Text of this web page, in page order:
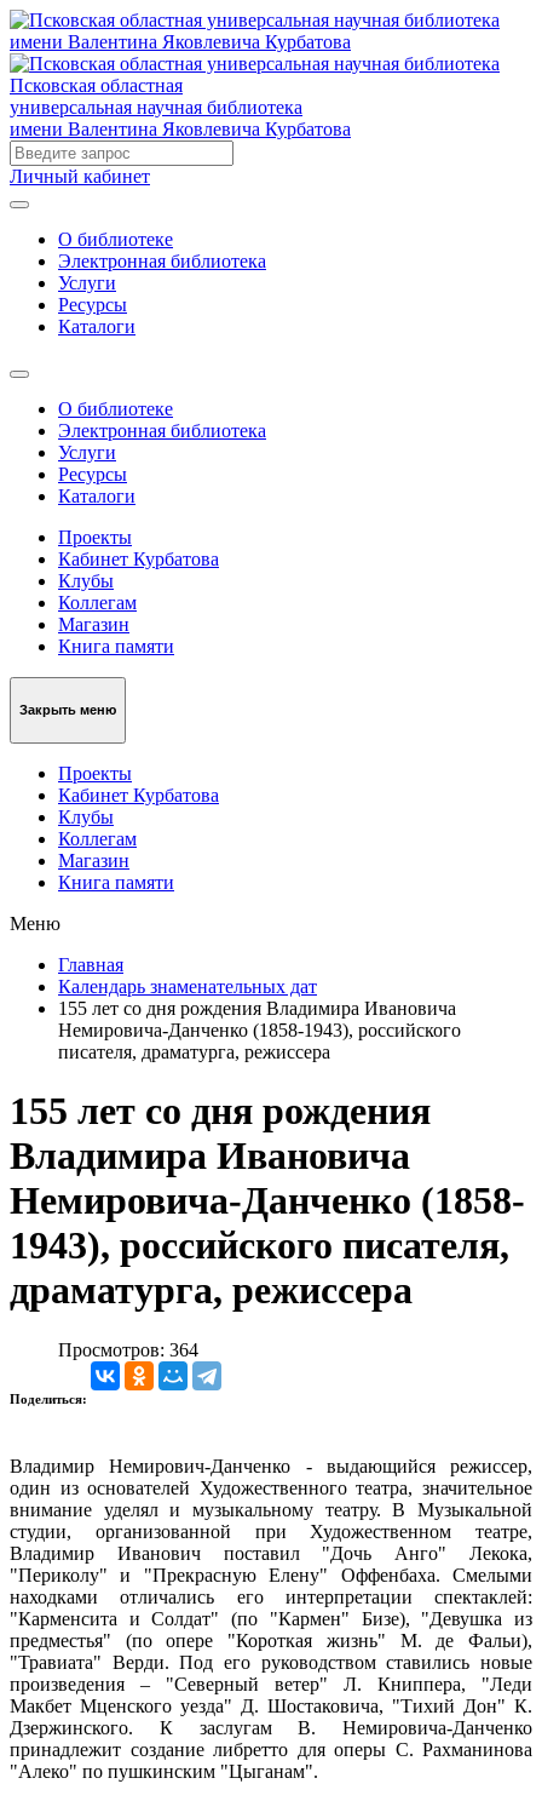
Псковская областная
универсальная научная библиотека
имени Валентина Яковлевича Курбатова
Личный кабинет
О библиотеке
Электронная библиотека
Услуги
Ресурсы
Каталоги
О библиотеке
Электронная библиотека
Услуги
Ресурсы
Каталоги
Проекты
Кабинет Курбатова
Клубы
Коллегам
Магазин
Книга памяти
Закрыть меню
Проекты
Кабинет Курбатова
Клубы
Коллегам
Магазин
Книга памяти
Меню
Главная
Календарь знаменательных дат
155 лет со дня рождения Владимира Ивановича
Немировича-Данченко (1858-1943), российского
писателя, драматурга, режиссера
155 лет со дня рождения
Владимира Ивановича
Немировича-Данченко (1858-
1943), российского писателя,
драматурга, режиссера
Просмотров: 364
Поделиться:
Владимир Немирович-Данченко - выдающийся режиссер,
один из основателей Художественного театра, значительное
внимание уделял и музыкальному театру. В Музыкальной
студии, организованной при Художественном театре,
Владимир Иванович поставил "Дочь Анго" Лекока,
"Периколу" и "Прекрасную Елену" Оффенбаха. Смелыми
находками отличались его интерпретации спектаклей:
"Карменсита и Солдат" (по "Кармен" Бизе), "Девушка из
предместья" (по опере "Короткая жизнь" М. де Фальи),
"Травиата" Верди. Под его руководством ставились новые
произведения – "Северный ветер" Л. Книппера, "Леди
Макбет Мценского уезда" Д. Шостаковича, "Тихий Дон" К.
Дзержинского. К заслугам В. Немировича-Данченко
принадлежит создание либретто для оперы С. Рахманинова
"Алеко" по пушкинским "Цыганам".